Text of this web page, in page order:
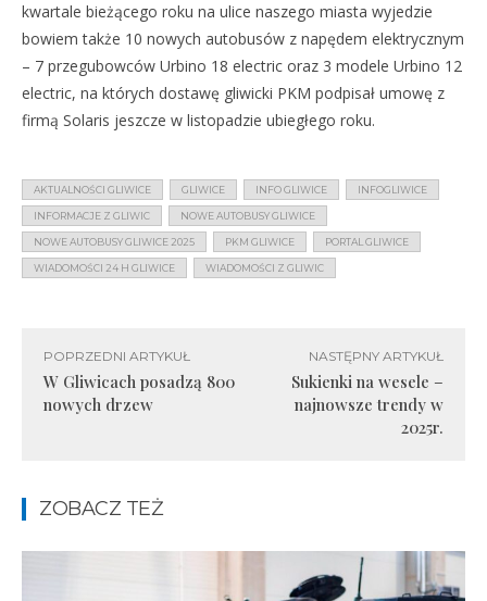
kwartale bieżącego roku na ulice naszego miasta wyjedzie
bowiem także 10 nowych autobusów z napędem elektrycznym
– 7 przegubowców Urbino 18 electric oraz 3 modele Urbino 12
electric, na których dostawę gliwicki PKM podpisał umowę z
firmą Solaris jeszcze w listopadzie ubiegłego roku.
AKTUALNOŚCI GLIWICE GLIWICE INFO GLIWICE INFOGLIWICE
INFORMACJE Z GLIWIC NOWE AUTOBUSY GLIWICE
NOWE AUTOBUSY GLIWICE 2025 PKM GLIWICE PORTAL GLIWICE
WIADOMOŚCI 24 H GLIWICE WIADOMOŚCI Z GLIWIC
POPRZEDNI ARTYKUŁ
W Gliwicach posadzą 800
nowych drzew
NASTĘPNY ARTYKUŁ
Sukienki na wesele –
najnowsze trendy w
2025r.
ZOBACZ TEŻ